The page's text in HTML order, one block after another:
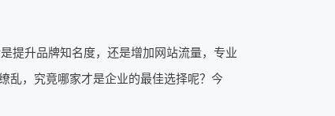
提升品牌知名度，还是增加网站流量，专业
乱，究竟哪家才是企业的最佳选择呢？今